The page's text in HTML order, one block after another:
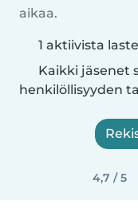
aikaa.
1 aktiivista
Kaikki jäsenet
henkilöllisyyden
4,7 / 5